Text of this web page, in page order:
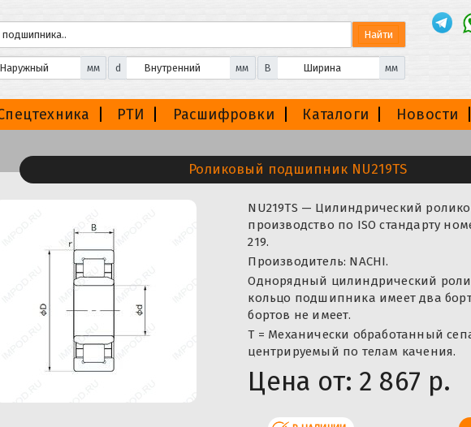
мм d мм B мм
РТИ Расшифровки Каталоги Новости
Роликовый подшипник NU219TS
NU219TS — Цилиндрический
производство по ISO стандарту
219.
Производитель: NACHI.
Однорядный цилиндрический
кольцо подшипника имеет два
бортов не имеет.
T = Механически обработанный
центрируемый по телам качения.
Цена от: 2 867 р.